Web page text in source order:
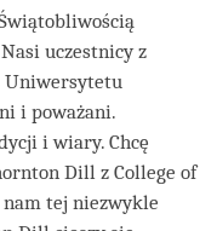
uczestnicy z
Uniwersytetu
i poważani.
i wiary. Chcę
Dill z College of
tej niezwykle